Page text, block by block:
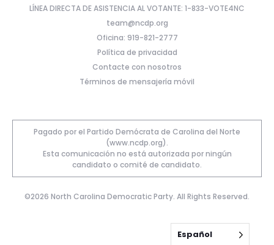
LÍNEA DIRECTA DE ASISTENCIA AL VOTANTE: 1-833-VOTE4NC
team@ncdp.org
Oficina: 919-821-2777
Política de privacidad
Contacte con nosotros
Términos de mensajería móvil
Pagado por el Partido Demócrata de Carolina del Norte
(www.ncdp.org).
Esta comunicación no está autorizada por ningún
candidato o comité de candidato.
©2026 North Carolina Democratic Party. All Rights Reserved.
Español